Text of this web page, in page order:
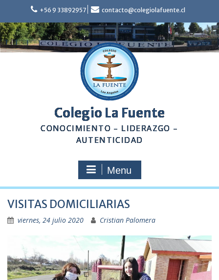
content
+56 9 33892957 contacto@colegiolafuente.cl
Colegio La Fuente
CONOCIMIENTO – LIDERAZGO –
AUTENTICIDAD
Menu
VISITAS DOMICILIARIAS
viernes, 24 julio 2020 Cristian Palomera